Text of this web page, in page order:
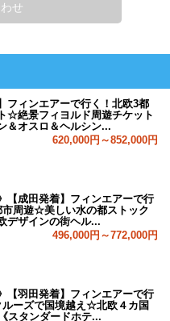
せ
フィンエアーで行く！北欧3都
☆絶景フィヨルド周遊チケット
＆オスロ＆ヘルシン...
620,000円～852,000円
【成田発着】フィンエアーで行
市周遊☆美しい水の都ストック
デザインの街ヘル...
496,000円～772,000円
【羽田発着】フィンエアーで行
ルーズで国境越え☆北欧４カ国
スタンダードホテ...